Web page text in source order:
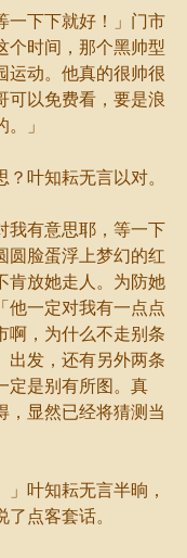
下下就好！」门市
个时间，那个黑帅型
运动。他真的很帅很
可以免费看，要是浪
」
叶知耘无言以对。
有意思耶，等一下
圆脸蛋浮上梦幻的红
肯放她走人。为防她
他一定对我有一点点
啊，为什么不走别条
出发，还有另外两条
定是别有所图。真
，显然已经将猜测当
叶知耘无言半晌，
点客套话。